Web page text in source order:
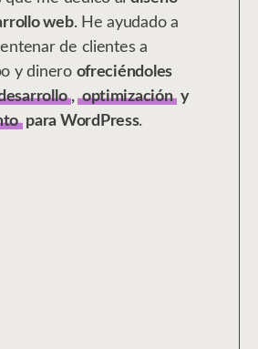
web. He ayudado a
de clientes a
y dinero ofreciéndoles
, optimización y
para WordPress.